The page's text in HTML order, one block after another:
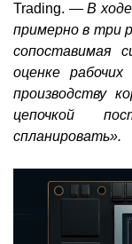
Trading. — В
примерно в три
сопоставимая
оценке
производству
цепочкой
спланировать».